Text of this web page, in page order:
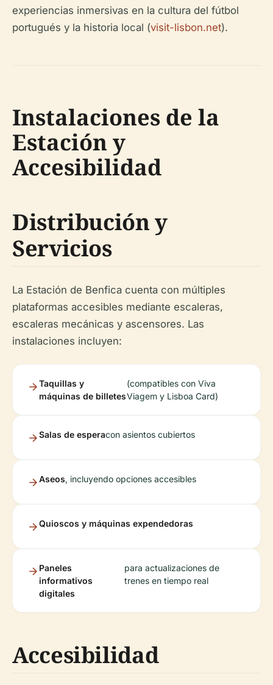
experiencias inmersivas en la cultura del fútbol
portugués y la historia local (visit-lisbon.net).
Instalaciones de la
Estación y
Accesibilidad
Distribución y
Servicios
La Estación de Benfica cuenta con múltiples
plataformas accesibles mediante escaleras,
escaleras mecánicas y ascensores. Las
instalaciones incluyen:
Taquillas y
máquinas de billetes
(compatibles con Viva
Viagem y Lisboa Card)
Salas de esperacon asientos cubiertos
Aseos, incluyendo opciones accesibles
Quioscos y máquinas expendedoras
Paneles
informativos
digitales
para actualizaciones de
trenes en tiempo real
Accesibilidad